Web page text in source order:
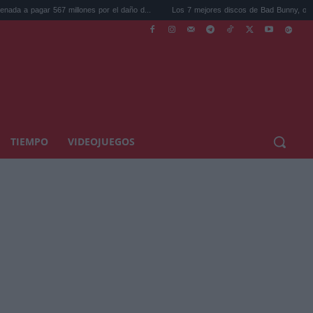
millones por el daño d... Los 7 mejores discos de Bad Bunny, ordenados de me...
TIEMPO VIDEOJUEGOS